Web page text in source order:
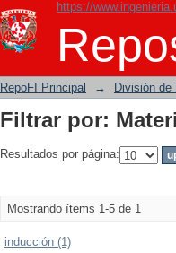
https://
Filtrar por:
RepoFI Principal → División
Filtrar por:
Resultados por página:
Mostrando ítems 1-5 de 1
inducción (1)